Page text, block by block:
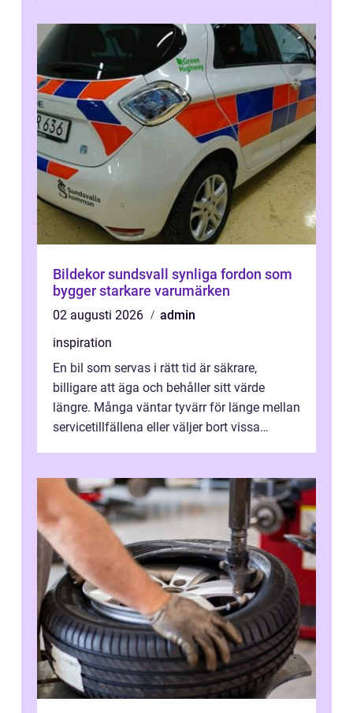
Bildekor sundsvall synliga fordon som
bygger starkare varumärken
02 augusti 2026
admin
inspiration
En bil som servas i rätt tid är säkrare,
billigare att äga och behåller sitt värde
längre. Många väntar tyvärr för länge mellan
servicetillfällena eller väljer bort vissa